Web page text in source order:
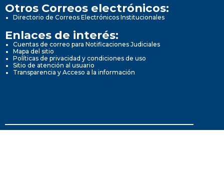
Otros Correos electrónicos:
Directorio de Correos Electrónicos Institucionales
Enlaces de interés:
Cuentas de correo para Notificaciones Judiciales
Mapa del sitio
Políticas de privacidad y condiciones de uso
Sitio de atención al usuario
Transparencia y Acceso a la información